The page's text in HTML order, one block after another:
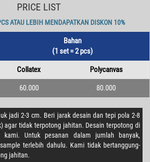
PRICE LIST
ATAU LEBIH MENDAPATKAN DISKON 10%
Bahan
(1 set = 2 pcs)
Collatex Polycanvas
60.000 80.000
jadi 2-3 cm. Beri jarak desain dan tepi pola 2-8
agar tidak terpotong jahitan. Desain terpotong di
kami. Untuk pesanan dalam jumlah banyak,
terlebih dahulu. Kami tidak bertanggung-
jahitan.